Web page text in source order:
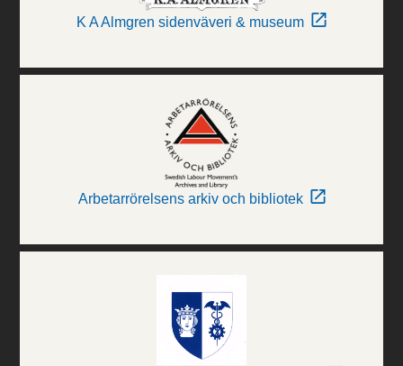
K A Almgren sidenväveri & museum
Arbetarrörelsens arkiv och bibliotek